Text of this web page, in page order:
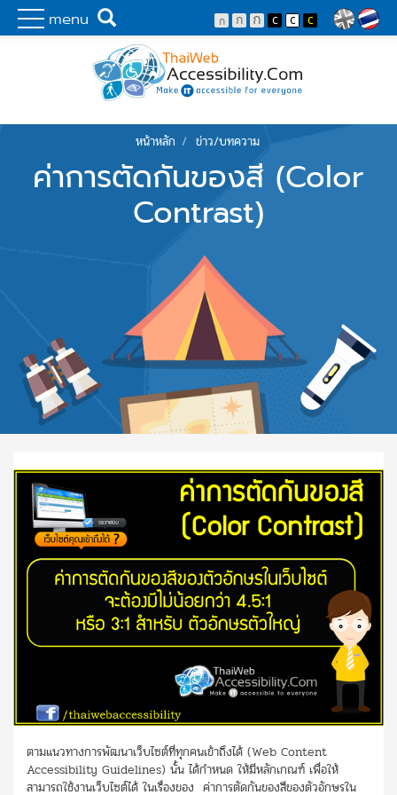
menu
Skip to main content
พัฒนาเว็บไซต์ที่ทุกคนเข้าถึงได้ที่แรก
Search
You are here
หน้าหลัก ข่าว/บทความ
ค่าการตัดกันของสี (Color
Contrast)
ตามแนวทางการพัฒนาเว็บไซต์ที่ทุกคนเข้าถึงได้ (Web Content
Accessibility Guidelines) นั้น ได้กำหนด ให้มีหลักเกณฑ์ เพื่อให้
สามารถใช้งานเว็บไซต์ได้ ในเรื่องของ ค่าการตัดกันของสีของตัวอักษรใน